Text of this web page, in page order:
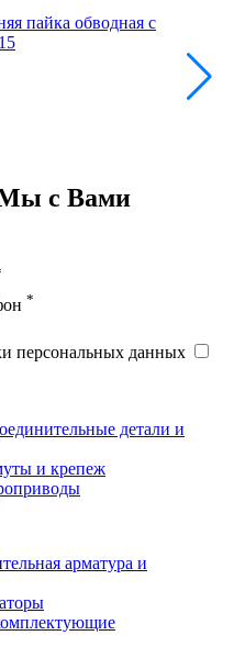
пайка обводная с
Мы с Вами
*
персональных данных
детали и
и крепеж
арматура и